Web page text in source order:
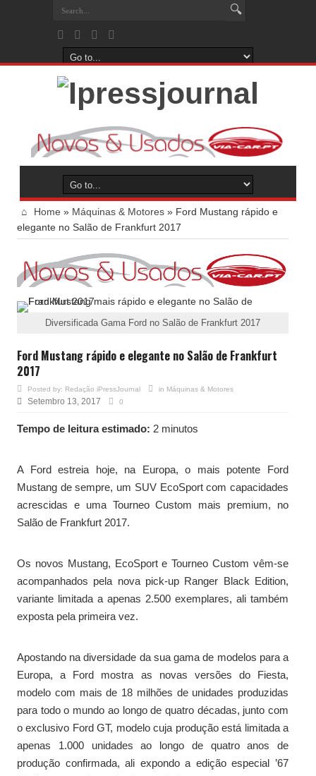
Home » Máquinas & Motores » Ford Mustang rápido e
elegante no Salão de Frankfurt 2017
Diversificada Gama Ford no Salão de Frankfurt 2017
Ford Mustang rápido e elegante no Salão de Frankfurt
2017
Posted by: Redação iPressJournal in Máquinas & Motores
Setembro 13, 2017 0
Tempo de leitura estimado: 2 minutos
A Ford estreia hoje, na Europa, o mais potente Ford
Mustang de sempre, um SUV EcoSport com capacidades
acrescidas e uma Tourneo Custom mais premium, no
Salão de Frankfurt 2017.
Os novos Mustang, EcoSport e Tourneo Custom vêm-se
acompanhados pela nova pick-up Ranger Black Edition,
variante limitada a apenas 2.500 exemplares, ali também
exposta pela primeira vez.
Apostando na diversidade da sua gama de modelos para a
Europa, a Ford mostra as novas versões do Fiesta,
modelo com mais de 18 milhões de unidades produzidas
para todo o mundo ao longo de quatro décadas, junto com
o exclusivo Ford GT, modelo cuja produção está limitada a
apenas 1.000 unidades ao longo de quatro anos de
produção confirmada, ali expondo a edição especial ’67